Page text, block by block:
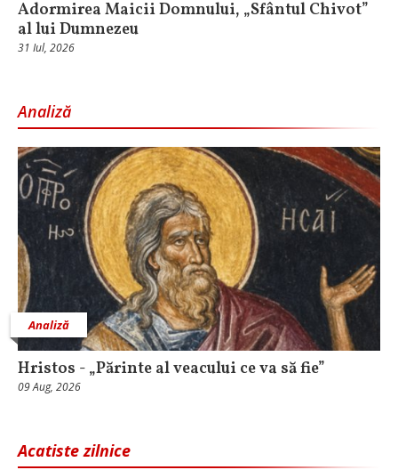
Adormirea Maicii Domnului, „Sfântul Chivot”
al lui Dumnezeu
31 Iul, 2026
Analiză
Analiză
Hristos - „Părinte al veacului ce va să fie”
09 Aug, 2026
Acatiste zilnice